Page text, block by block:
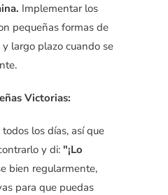
Implementar los
pequeñas formas de
largo plazo cuando se
Victorias:
los días, así que
y di: "¡Lo
bien regularmente,
para que puedas